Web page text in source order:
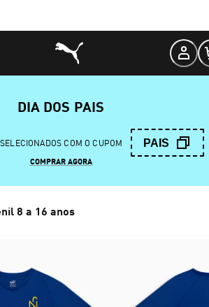
DIA DOS PAIS
COM O CUPOM PAIS
COMPRAR AGORA
8 a 16 anos